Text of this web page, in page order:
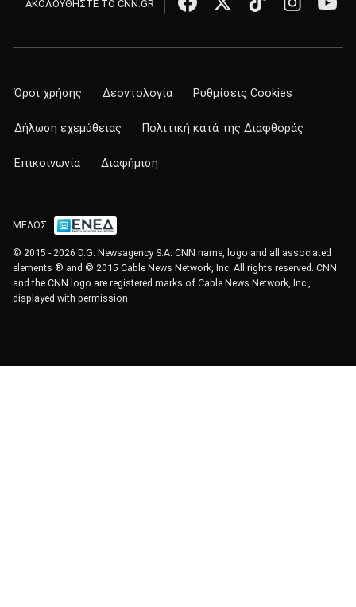
ΑΚΟΛΟΥΘΗΣΤΕ ΤΟ CNN.GR
Όροι χρήσης Δεοντολογία Ρυθμίσεις Cookies
Δήλωση εχεμύθειας Πολιτική κατά της Διαφθοράς
Επικοινωνία Διαφήμιση
ΜΕΛΟΣ
© 2015 - 2026 D.G. Newsagency S.A. CNN name, logo and all associated
elements ® and © 2015 Cable News Network, Inc. All rights reserved. CNN
and the CNN logo are registered marks of Cable News Network, Inc.,
displayed with permission